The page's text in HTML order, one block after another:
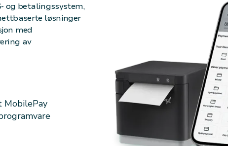
og betalingssystem,
løsninger
med
av
MobilePay